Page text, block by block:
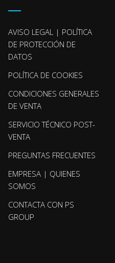
AVISO LEGAL | POLÍTICA
DE PROTECCIÓN DE
DATOS
POLÍTICA DE COOKIES
CONDICIONES GENERALES
DE VENTA
SERVICIO TÉCNICO POST-
VENTA
PREGUNTAS FRECUENTES
EMPRESA | QUIENES
SOMOS
CONTACTA CON PS
GROUP